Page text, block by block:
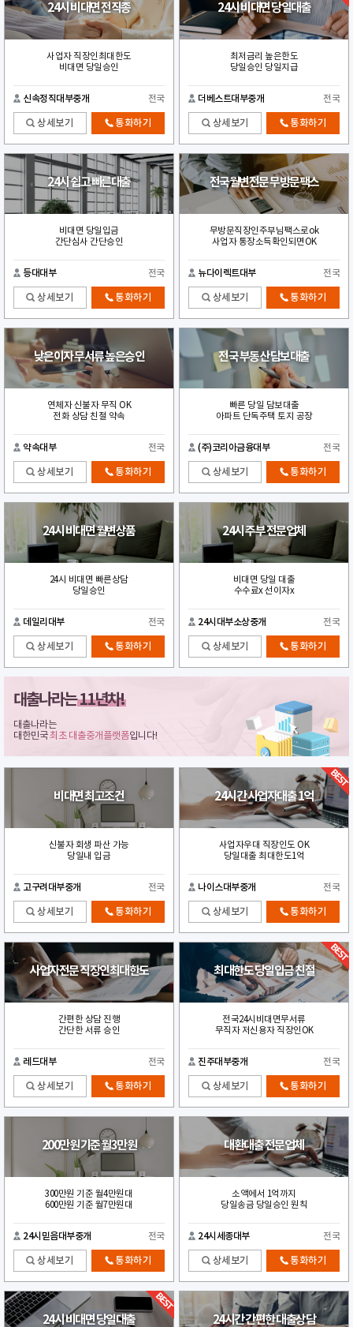
24시 비대면 전직종
사업자 직장인최대한도
비대면 당일승인
신속정직대부중개 전국
상세보기 통화하기
24시 비대면 당일대출
최저금리 높은한도
당일승인 당일지급
더베스트대부중개 전국
상세보기 통화하기
24시 쉽고 빠른대출
비대면 당일입금
간단심사 간단승인
등대대부 전국
상세보기 통화하기
전국월변전문 무방문팩스
무방문직장인주부님팩스로ok
사업자 통장소득확인되면OK
뉴다이렉트대부 전국
상세보기 통화하기
낮은이자 무서류 높은승인
연체자 신불자 무직 OK
전화 상담 친절 약속
약속대부 전국
상세보기 통화하기
전국 부동산 담보대출
빠른 당일 담보대출
아파트 단독주택 토지 공장
(주)코리아금융대부 전국
상세보기 통화하기
24시 비대면 월변상품
24시 비대면 빠른상담
당일승인
데일리대부 전국
상세보기 통화하기
24시 주부 전문업체
비대면 당일 대출
수수료x 선이자x
24시대부소상중개 전국
상세보기 통화하기
대출나라는11년차!
대출나라는
대한민국최초 대출중개플랫폼입니다!
비대면 최고조건
신불자 회생 파산 가능
당일내 입금
고구려대부중개 전국
상세보기 통화하기
24시간 사업자대출 1억
사업자우대 직장인도 OK
당일대출 최대한도1억
나이스대부중개 전국
상세보기 통화하기
사업자전문 직장인최대한도
간편한 상담 진행
간단한 서류 승인
레드대부 전국
상세보기 통화하기
최대한도 당일입금 친절
전국24시비대면무서류
무직자 저신용자 직장인OK
진주대부중개 전국
상세보기 통화하기
200만원 기준 월3만원
300만원 기준 월4만원대
600만원 기준 월7만원대
24시믿음대부중개 전국
상세보기 통화하기
대환대출 전문업체
소액에서 1억까지
당일송금 당일승인 원칙
24시세종대부 전국
상세보기 통화하기
24시 비대면 당일대출 24시간 간편한 대출상담